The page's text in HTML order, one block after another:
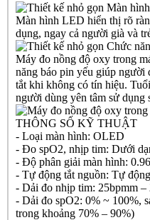
Màn
Màn hình LED hiển thị rõ
dụng, ngay cả người già và
Chức
Máy đo nồng độ oxy trong
năng báo pin yếu giúp
tắt khi không có tín hiệu.
người dùng yên tâm sử dụng
THÔNG SỐ KỸ THUẬT
- Loại màn hình: OLED
- Đo spO2, nhịp tim: Dưới
- Độ phân giải màn hình:
- Tự động tắt nguồn: Tự
- Dải đo nhịp tim: 25bpmm –
- Dải đo spO2: 0% ~ 100%,
trong khoảng 70% – 90%)